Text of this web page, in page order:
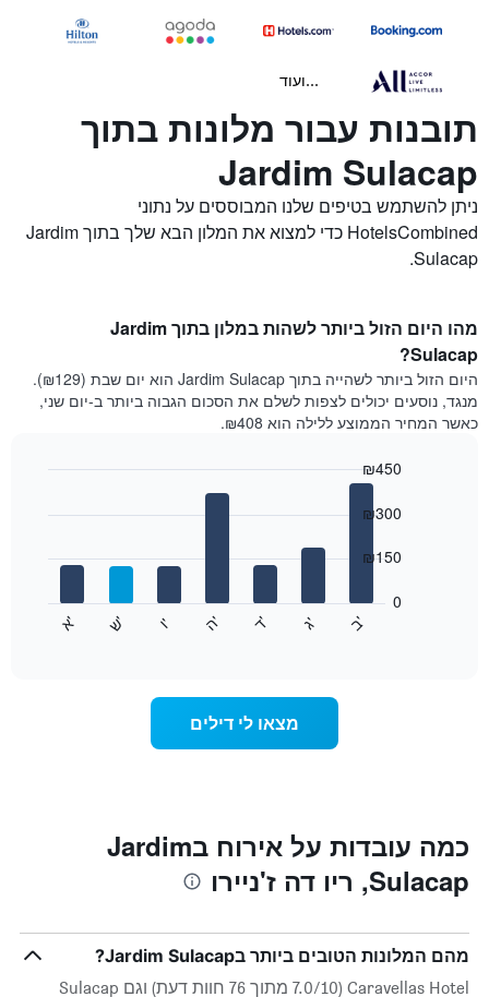
...ועוד
תובנות עבור מלונות בתוך
Jardim Sulacap
ניתן להשתמש בטיפים שלנו המבוססים על נתוני
HotelsCombined כדי למצוא את המלון הבא שלך בתוך Jardim
Sulacap.
מהו היום הזול ביותר לשהות במלון בתוך Jardim
Sulacap?
היום הזול ביותר לשהייה בתוך Jardim Sulacap הוא יום שבת (₪129).
מנגד, נוסעים יכולים לצפות לשלם את הסכום הגבוה ביותר ב-יום שני,
כאשר המחיר הממוצע ללילה הוא ₪408.
התרשים
כולל
1
ציר
המציגים
את
ימי
ב
' ג
' ד
' ה
' ו
' ש
' א
'
0
₪150
₪300
₪450
מצאו לי דילים
כמה עובדות על אירוח בJardim
Sulacap, ריו דה ז'ניירו
מהם המלונות הטובים ביותר בJardim Sulacap?
Caravellas Hotel (7.0/10 מתוך 76 חוות דעת) וגם Sulacap